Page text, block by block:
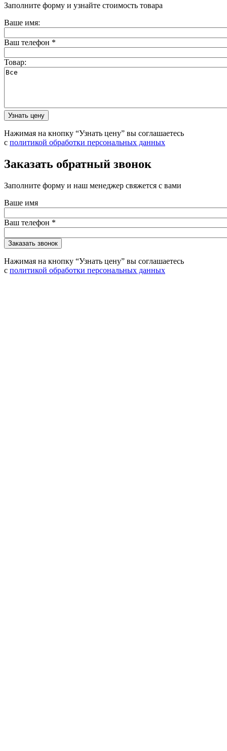
Заполните форму и узнайте стоимость товара
Ваше имя:
Ваш телефон *
Товар:
Нажимая на кнопку “Узнать цену” вы соглашаетесь
с политикой обработки персональных данных
Заказать обратный звонок
Заполните форму и наш менеджер свяжется с вами
Ваше имя
Ваш телефон *
Нажимая на кнопку “Узнать цену” вы соглашаетесь
с политикой обработки персональных данных